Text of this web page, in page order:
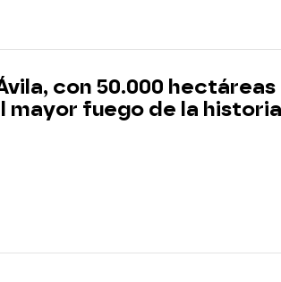
con 50.000 hectáreas
mayor fuego de la historia